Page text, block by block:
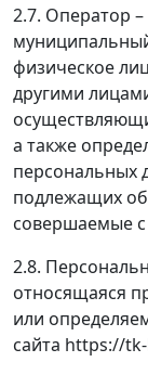
2.7. Оператор
физическое
другими
а также
персональных
подлежащих
совершаемые
2.8.
относящаяся
или
сайта https://